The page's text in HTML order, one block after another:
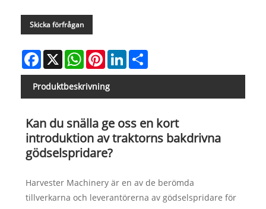
Skicka förfrågan
Facebook
X WhatsAppPinterestLinkedIn
Produktbeskrivning
Kan du snälla ge oss en kort
introduktion av traktorns bakdrivna
gödselspridare?
Harvester Machinery är en av de berömda
tillverkarna och leverantörerna av gödselspridare för